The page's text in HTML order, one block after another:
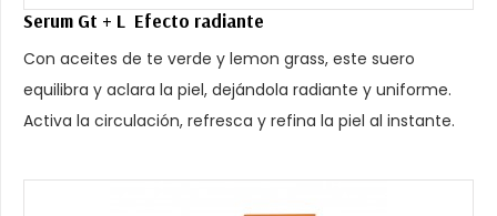
Serum Gt + L Efecto radiante
Con aceites de te verde y lemon grass, este suero
equilibra y aclara la piel, dejándola radiante y uniforme.
Activa la circulación, refresca y refina la piel al instante.